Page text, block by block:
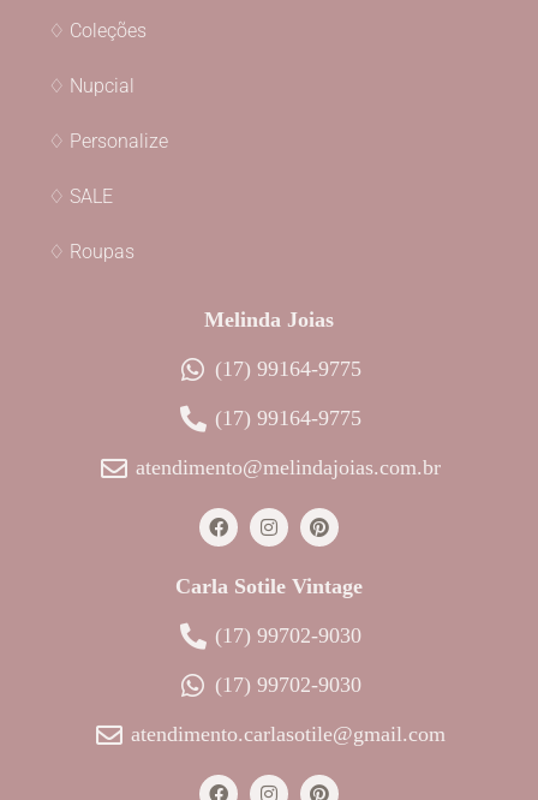
♢ Coleções
♢ Nupcial
♢ Personalize
♢ SALE
♢ Roupas
Melinda Joias
(17) 99164-9775
(17) 99164-9775
atendimento@melindajoias.com.br
Carla Sotile Vintage
(17) 99702-9030
(17) 99702-9030
atendimento.carlasotile@gmail.com